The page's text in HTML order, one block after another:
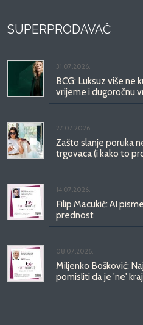
SUPERPRODAVAČ
31.07.2026.
BCG: Luksuz više ne
vrijeme i dugoročnu
27.07.2026.
Zašto slanje poruka
trgovaca (i kako to
14.07.2026.
Filip Macukić: AI
prednost
08.07.2026.
Miljenko Bošković:
pomisliti da je 'ne'